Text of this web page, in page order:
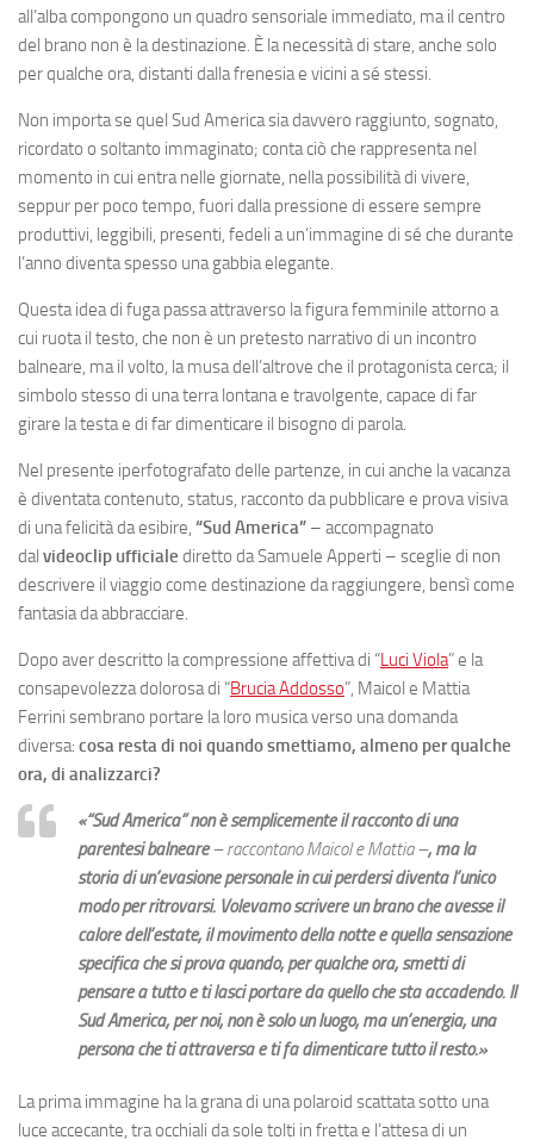
all’alba compongono un quadro sensoriale immediato, ma il centro
del brano non è la destinazione. È la necessità di stare, anche solo
per qualche ora, distanti dalla frenesia e vicini a sé stessi.
Non importa se quel Sud America sia davvero raggiunto, sognato,
ricordato o soltanto immaginato; conta ciò che rappresenta nel
momento in cui entra nelle giornate, nella possibilità di vivere,
seppur per poco tempo, fuori dalla pressione di essere sempre
produttivi, leggibili, presenti, fedeli a un’immagine di sé che durante
l’anno diventa spesso una gabbia elegante.
Questa idea di fuga passa attraverso la figura femminile attorno a
cui ruota il testo, che non è un pretesto narrativo di un incontro
balneare, ma il volto, la musa dell’altrove che il protagonista cerca; il
simbolo stesso di una terra lontana e travolgente, capace di far
girare la testa e di far dimenticare il bisogno di parola.
Nel presente iperfotografato delle partenze, in cui anche la vacanza
è diventata contenuto, status, racconto da pubblicare e prova visiva
di una felicità da esibire, “Sud America” – accompagnato
dal videoclip ufficiale diretto da Samuele Apperti – sceglie di non
descrivere il viaggio come destinazione da raggiungere, bensì come
fantasia da abbracciare.
Dopo aver descritto la compressione affettiva di “Luci Viola” e la
consapevolezza dolorosa di “Brucia Addosso”, Maicol e Mattia
Ferrini sembrano portare la loro musica verso una domanda
diversa: cosa resta di noi quando smettiamo, almeno per qualche
ora, di analizzarci?
«“Sud America” non è semplicemente il racconto di una
parentesi balneare– raccontano Maicol e Mattia –, ma la
storia di un’evasione personale in cui perdersi diventa l’unico
modo per ritrovarsi. Volevamo scrivere un brano che avesse il
calore dell’estate, il movimento della notte e quella sensazione
specifica che si prova quando, per qualche ora, smetti di
pensare a tutto e ti lasci portare da quello che sta accadendo. Il
Sud America, per noi, non è solo un luogo, ma un’energia, una
persona che ti attraversa e ti fa dimenticare tutto il resto.»
La prima immagine ha la grana di una polaroid scattata sotto una
luce accecante, tra occhiali da sole tolti in fretta e l’attesa di un